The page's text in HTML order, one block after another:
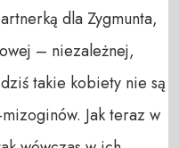
dla Zygmunta,
– niezależnej,
takie kobiety nie są
Jak teraz w